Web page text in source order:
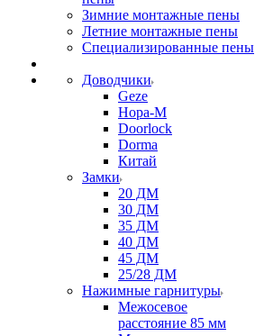
Зимние монтажные пены
Летние монтажные пены
Специализированные пены
Доводчики
Geze
Нора-М
Doorlock
Dorma
Китай
Замки
20 ДМ
30 ДМ
35 ДМ
40 ДМ
45 ДМ
25/28 ДМ
Нажимные гарнитуры
Межосевое
расстояние 85 мм